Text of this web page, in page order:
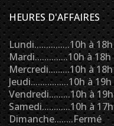
HEURES D'AFFAIRES
Lundi...............10h à 18h
Mardi..............10h à 18h
Mercredi.........10h à 18h
Jeudi................10h à 19h
Vendredi.........10h à 19h
Samedi............10h à 17h
Dimanche........Fermé